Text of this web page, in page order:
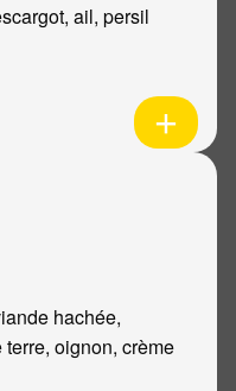
ail, persil
hachée,
oignon, crème